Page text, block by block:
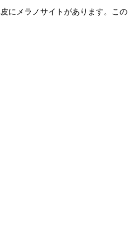
にメラノサイトがあります。この